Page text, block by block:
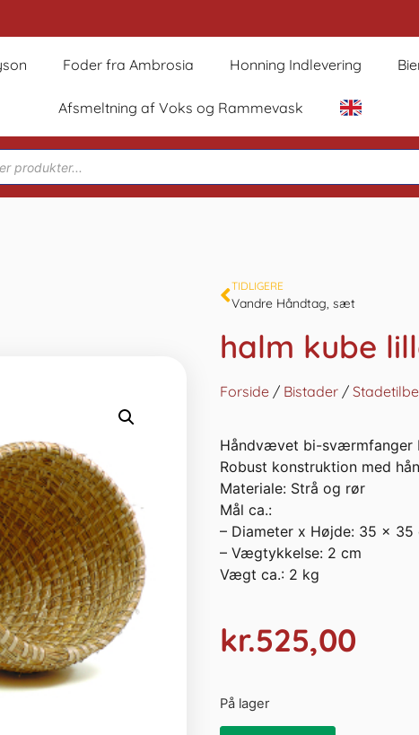
Foder fra Ambrosia Honning Indlevering
Afsmeltning af Voks og Rammevask
TIDLIGERE
Vandre Håndtag, sæt
halm kube
Forside / Bistader /
Håndvævet bi-sværmfanger
Robust konstruktion med
Materiale: Strå og rør
Mål ca.:
– Diameter x Højde: 35 x 35
– Vægtykkelse: 2 cm
Vægt ca.: 2 kg
kr.525,00
På lager